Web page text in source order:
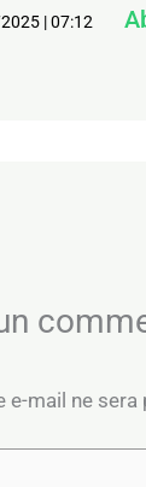
|07:12
e-mail ne sera